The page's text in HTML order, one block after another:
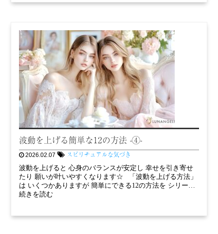
波動を上げる簡単な12の方法 -④-
2026.02.07 スピリチュアルな気づき
波動を上げると 心身のバランスが安定し 幸せを引き寄せ
たり 願いが叶いやすくなります☆ 「波動を上げる方法」
は いくつかありますが 簡単にできる12の方法を シリー…
続きを読む